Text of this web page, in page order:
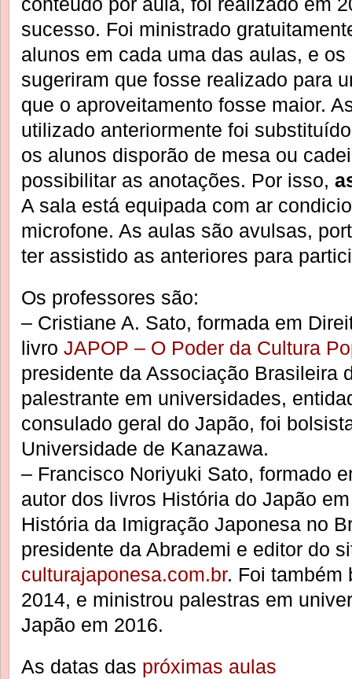
sucesso. Foi ministrado
alunos em cada uma das aulas, e
sugeriram que fosse realizado para
que o aproveitamento fosse maior.
utilizado anteriormente foi
os alunos disporão de mesa ou
possibilitar as anotações. Por isso,
A sala está equipada com ar
microfone. As aulas são avulsas,
ter assistido as anteriores para
Os professores são:
– Cristiane A. Sato, formada em
livro JAPOP – O Poder da Cultura
presidente da Associação Brasileira
palestrante em universidades,
consulado geral do Japão, foi
Universidade de Kanazawa.
– Francisco Noriyuki Sato, formado
autor dos livros História do Japão
História da Imigração Japonesa no
presidente da Abrademi e editor do
culturajaponesa.com.br. Foi também
2014, e ministrou palestras em
Japão em 2016.
As datas das próximas aulas